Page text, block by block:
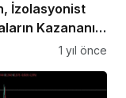
İzolasyonist
Kazananı
1 yıl önce